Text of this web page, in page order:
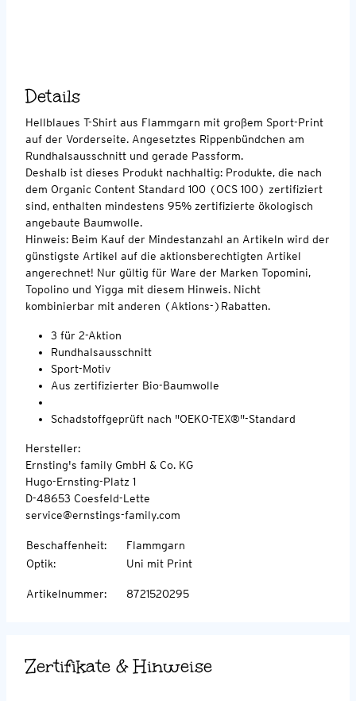
Details
Hellblaues T-Shirt aus Flammgarn mit großem Sport-Print
auf der Vorderseite. Angesetztes Rippenbündchen am
Rundhalsausschnitt und gerade Passform.
Deshalb ist dieses Produkt nachhaltig: Produkte, die nach
dem Organic Content Standard 100 (OCS 100) zertifiziert
sind, enthalten mindestens 95% zertifizierte ökologisch
angebaute Baumwolle.
Hinweis: Beim Kauf der Mindestanzahl an Artikeln wird der
günstigste Artikel auf die aktionsberechtigten Artikel
angerechnet! Nur gültig für Ware der Marken Topomini,
Topolino und Yigga mit diesem Hinweis. Nicht
kombinierbar mit anderen (Aktions-)Rabatten.
3 für 2-Aktion
Rundhalsausschnitt
Sport-Motiv
Aus zertifizierter Bio-Baumwolle
Schadstoffgeprüft nach "OEKO-TEX®"-Standard
Hersteller:
Ernsting's family GmbH & Co. KG
Hugo-Ernsting-Platz 1
D-48653 Coesfeld-Lette
service@ernstings-family.com
Beschaffenheit:
Flammgarn
Optik: Uni mit Print
Artikelnummer: 8721520295
Zertifikate & Hinweise